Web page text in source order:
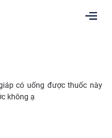
có uống được thuốc này
không ạ